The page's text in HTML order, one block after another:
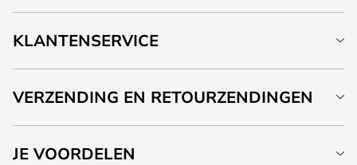
KLANTENSERVICE
VERZENDING EN RETOURZENDINGEN
JE VOORDELEN